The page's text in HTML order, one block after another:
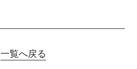
一覧へ戻る